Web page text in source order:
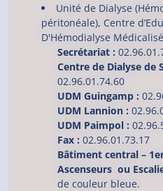
Unité de Dialyse
péritonéale), Centre
D'Hémodialyse
Secrétariat :
Centre de Dialyse de
02.96.01.74.60
UDM Guingamp :
UDM Lannion :
UDM Paimpol :
Fax : 02.96.01.73.17
Bâtiment central –
Ascenseurs ou
de couleur bleue.